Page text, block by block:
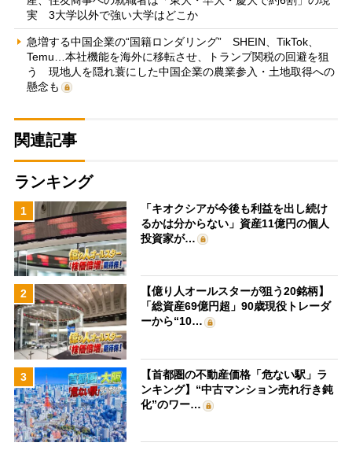
実 3大学以外で強い大学はどこか
急増する中国企業の“国籍ロンダリング” SHEIN、TikTok、
Temu…本社機能を海外に移転させ、トランプ関税の回避を狙
う 現地人を隠れ蓑にした中国企業の農業参入・土地取得への
懸念も
関連記事
ランキング
1
「キオクシアが今後も利益を出し続け
るかは分からない」資産11億円の個人
投資家が…
2
【億り人オールスターが狙う20銘柄】
「総資産69億円超」90歳現役トレーダ
ーから“10…
3
【首都圏の不動産価格「危ない駅」ラ
ンキング】“中古マンション売れ行き鈍
化”のワー…